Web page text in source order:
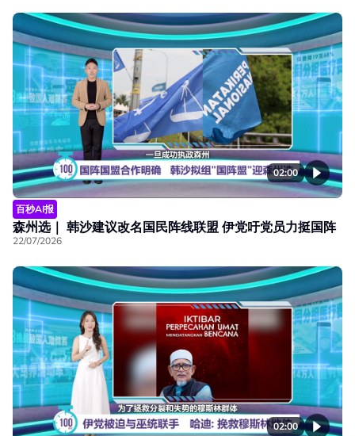
02:00
百秒AI报
森州选｜ 韩沙建议改名国民阵线联盟 伊党吁党员力挺国阵
22/07/2026
02:00